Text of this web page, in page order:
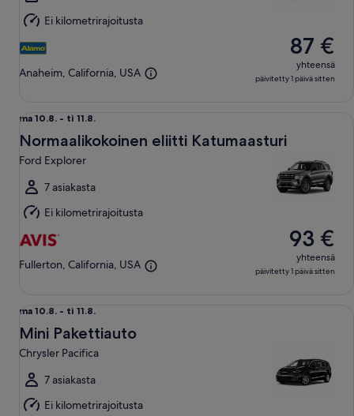
Ei kilometrirajoitusta
Anaheim, California, USA
87 €
yhteensä
päivitetty 1 päivä sitten
ma
10.8.
viiva
ti
11.8.
ma 10.8. - ti 11.8.
Normaalikokoinen eliitti Katumaasturi
Ford Explorer
7 asiakasta
Ei kilometrirajoitusta
Fullerton, California, USA
93 €
yhteensä
päivitetty 1 päivä sitten
ma
10.8.
viiva
ti
11.8.
ma 10.8. - ti 11.8.
Mini Pakettiauto
Chrysler Pacifica
7 asiakasta
Ei kilometrirajoitusta